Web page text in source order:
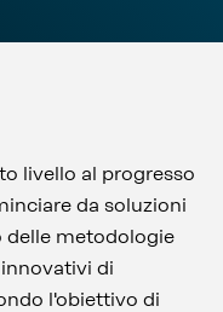
livello al progresso
da soluzioni
delle metodologie
di
l'obiettivo di